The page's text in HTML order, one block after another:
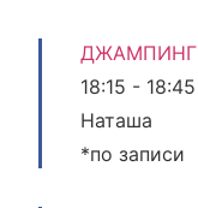
ДЖАМПИНГ
18:15 - 18:45
Наташа
*по записи